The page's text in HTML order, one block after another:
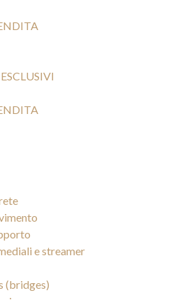
e streamer
(bridges)